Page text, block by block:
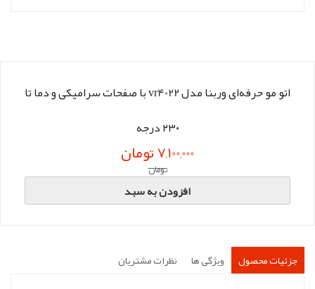
اتو مو حرفه‌ای وربنا مدل vr4022 با صفحات سرامیکی و دما تا
۲۳۰ درجه
7,100,000 تومان
تومان
افزودن به سبد
جزئیات محصول ویژگی ها نظرات مشتریان